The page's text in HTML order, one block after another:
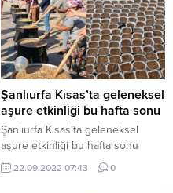
Şanlıurfa Kısas’ta geleneksel
aşure etkinliği bu hafta sonu
Şanlıurfa Kısas’ta geleneksel
aşure etkinliği bu hafta sonu
22.09.2022 07:43 0